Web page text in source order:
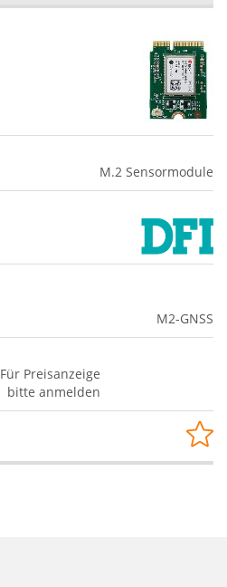
M.2 Sensormodule
M2-GNSS
Für Preisanzeige
bitte anmelden